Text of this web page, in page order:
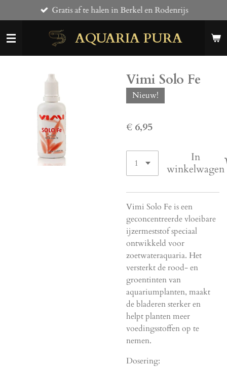
direct
naar
AQUARIA PURA
Gratis af te halen in Berkel en Rodenrijs
Vimi Solo Fe
Nieuw!
€ 6,95
In
winkelwagen
Vimi Solo Fe is een
geconcentreerde vloeibare
ijzermeststof speciaal
ontwikkeld voor
zoetwateraquaria. Het
versterkt de rood- en
groentinten van
aquariumplanten, maakt
de bladeren sterker en
helpt planten meer
voedingsstoffen op te
nemen.
Dosering: